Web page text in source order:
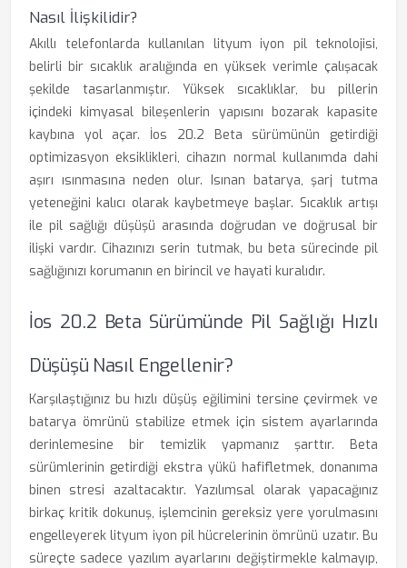
Nasıl İlişkilidir?
Akıllı telefonlarda kullanılan lityum iyon pil teknolojisi,
belirli bir sıcaklık aralığında en yüksek verimle çalışacak
şekilde tasarlanmıştır. Yüksek sıcaklıklar, bu pillerin
içindeki kimyasal bileşenlerin yapısını bozarak kapasite
kaybına yol açar. İos 20.2 Beta sürümünün getirdiği
optimizasyon eksiklikleri, cihazın normal kullanımda dahi
aşırı ısınmasına neden olur. Isınan batarya, şarj tutma
yeteneğini kalıcı olarak kaybetmeye başlar. Sıcaklık artışı
ile pil sağlığı düşüşü arasında doğrudan ve doğrusal bir
ilişki vardır. Cihazınızı serin tutmak, bu beta sürecinde pil
sağlığınızı korumanın en birincil ve hayati kuralıdır.
İos 20.2 Beta Sürümünde Pil Sağlığı Hızlı
Düşüşü Nasıl Engellenir?
Karşılaştığınız bu hızlı düşüş eğilimini tersine çevirmek ve
batarya ömrünü stabilize etmek için sistem ayarlarında
derinlemesine bir temizlik yapmanız şarttır. Beta
sürümlerinin getirdiği ekstra yükü hafifletmek, donanıma
binen stresi azaltacaktır. Yazılımsal olarak yapacağınız
birkaç kritik dokunuş, işlemcinin gereksiz yere yorulmasını
engelleyerek lityum iyon pil hücrelerinin ömrünü uzatır. Bu
süreçte sadece yazılım ayarlarını değiştirmekle kalmayıp,